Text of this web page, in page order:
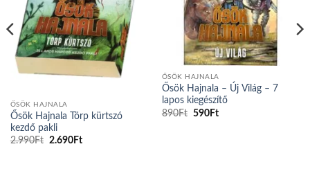
ŐSÖK HAJNALA
Ősök Hajnala Törp kürtszó
kezdő pakli
2.990Ft Original
2.690FtCurrent
ŐSÖK HAJNALA
Ősök Hajnala – Új Világ – 7
lapos kiegészítő
890Ft
Original
590FtCurrent